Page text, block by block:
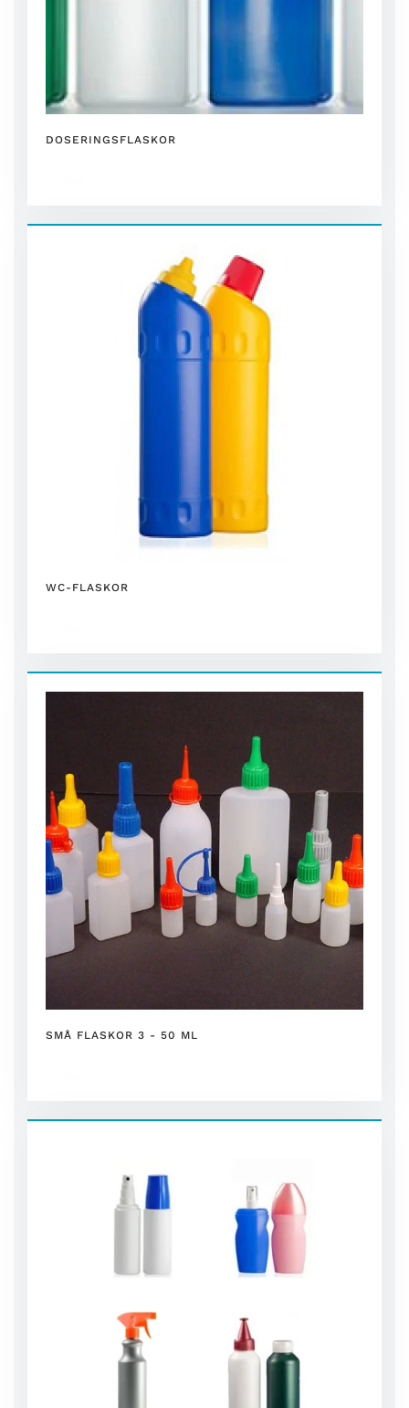
DOSERINGSFLASKOR
WC-FLASKOR
SMÅ FLASKOR 3 - 50 ML